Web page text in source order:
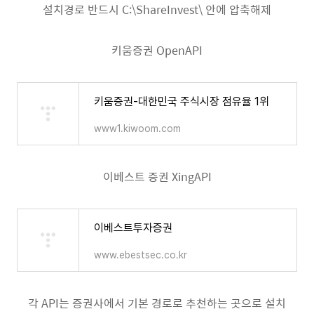
설치경로 반드시 C:\ShareInvest\ 안에 압축해제
키움증권 OpenAPI
키움증권-대한민국 주식시장 점유율 1위
www1.kiwoom.com
이베스트 증권 XingAPI
이베스트투자증권
www.ebestsec.co.kr
각 API는 증권사에서 기본 경로로 추천하는 곳으로 설치